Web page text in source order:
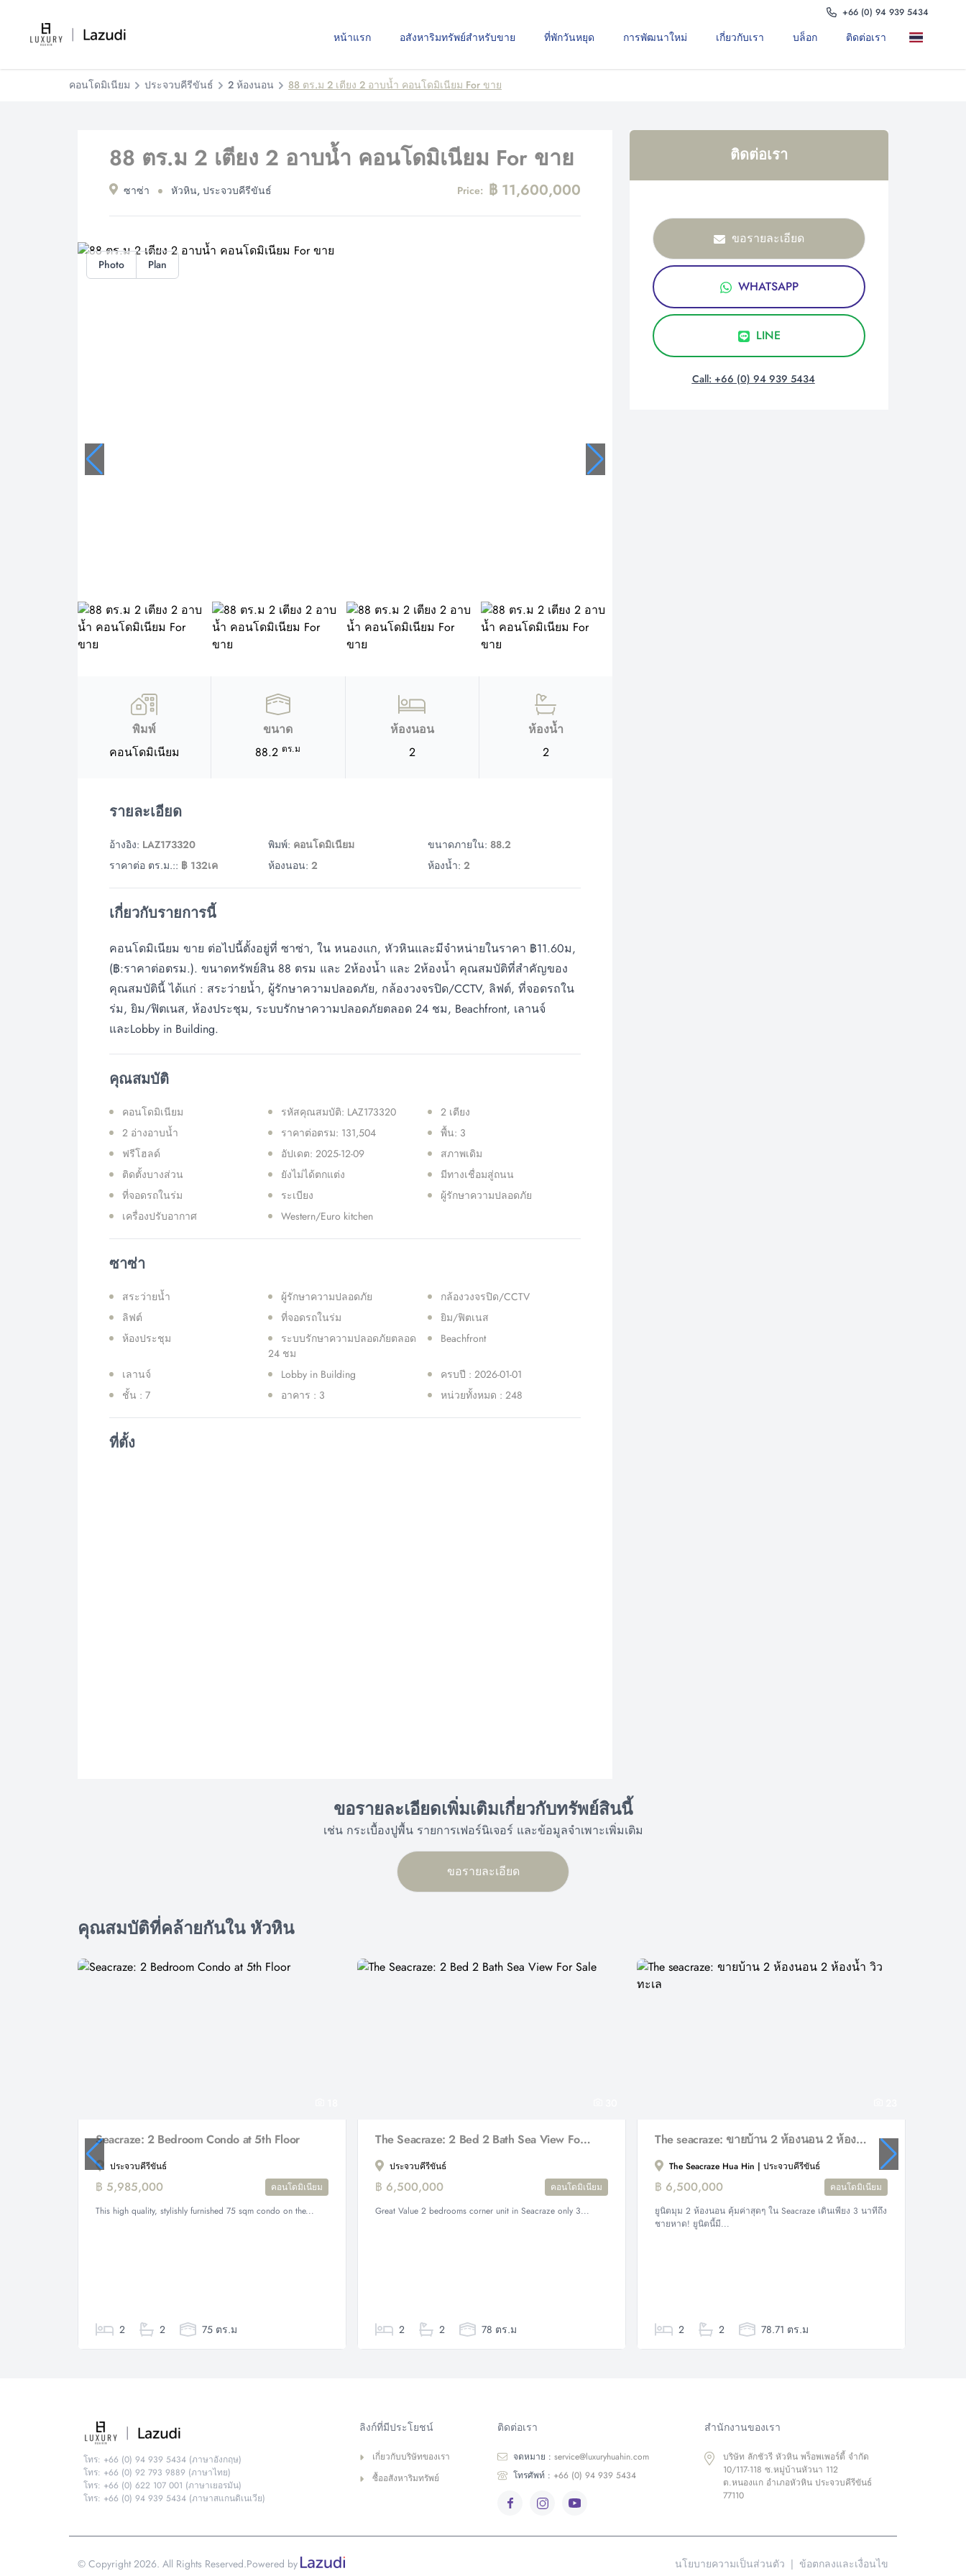
+66 (0) 94 939 5434
หน้าแรก อสังหาริมทรัพย์สำหรับขาย ที่พักวันหยุด การพัฒนาใหม่ เกี่ยวกับเรา บล็อก ติดต่อเรา
คอนโดมิเนียม ประจวบคีรีขันธ์ 2 ห้องนอน 88 ตร.ม 2 เตียง 2 อาบน้ำ คอนโดมิเนียม For ขาย
88 ตร.ม 2 เตียง 2 อาบน้ำ คอนโดมิเนียม For ขาย
ซาซ่า หัวหิน, ประจวบคีรีขันธ์ Price: ฿ 11,600,000
Photo Plan
พิมพ์
คอนโดมิเนียม
ขนาด
88.2ตร.ม
ห้องนอน
2
ห้องน้ำ
2
รายละเอียด
อ้างอิง: LAZ173320 พิมพ์: คอนโดมิเนียม ขนาดภายใน: 88.2
ราคาต่อ ตร.ม.:: ฿ 132เค ห้องนอน: 2 ห้องน้ำ: 2
เกี่ยวกับรายการนี้
คอนโดมิเนียม ขาย ต่อไปนี้ตั้งอยู่ที่ ซาซ่า, ใน หนองแก, หัวหินและมีจำหน่ายในราคา ฿11.60ม,
(฿:ราคาต่อตรม.). ขนาดทรัพย์สิน 88 ตรม และ 2ห้องน้ำ และ 2ห้องน้ำ คุณสมบัติที่สำคัญของ
คุณสมบัตินี้ ได้แก่ : สระว่ายน้ำ, ผู้รักษาความปลอดภัย, กล้องวงจรปิด/CCTV, ลิฟต์, ที่จอดรถใน
ร่ม, ยิม/ฟิตเนส, ห้องประชุม, ระบบรักษาความปลอดภัยตลอด 24 ชม, Beachfront, เลานจ์
และLobby in Building.
คุณสมบัติ
คอนโดมิเนียม รหัสคุณสมบัติ: LAZ173320
2 เตียง
2 อ่างอาบน้ำ
ราคาต่อตรม: 131,504
พื้น: 3
ฟรีโฮลด์
อัปเดต: 2025-12-09
สภาพเดิม
ติดตั้งบางส่วน
ยังไม่ได้ตกแต่ง
มีทางเชื่อมสู่ถนน
ที่จอดรถในร่ม
ระเบียง
ผู้รักษาความปลอดภัย
เครื่องปรับอากาศ
Western/Euro kitchen
ซาซ่า
สระว่ายน้ำ ผู้รักษาความปลอดภัย
กล้องวงจรปิด/CCTV
ลิฟต์
ที่จอดรถในร่ม
ยิม/ฟิตเนส
ห้องประชุม
ระบบรักษาความปลอดภัยตลอด
24 ชม
Beachfront
เลานจ์ Lobby in Building
ครบปี : 2026-01-01
ชั้น : 7
อาคาร : 3 หน่วยทั้งหมด : 248
ที่ตั้ง
ติดต่อเรา
ขอรายละเอียด
WHATSAPP
LINE
Call: +66 (0) 94 939 5434
ขอรายละเอียดเพิ่มเติมเกี่ยวกับทรัพย์สินนี้
เช่น กระเบื้องปูพื้น รายการเฟอร์นิเจอร์ และข้อมูลจำเพาะเพิ่มเติม
ขอรายละเอียด
คุณสมบัติที่คล้ายกันใน หัวหิน
Seacraze: 2 Bedroom Condo at 5th Floor
ประจวบคีรีขันธ์
฿ 5,985,000
คอนโดมิเนียม
This high quality, stylishly furnished 75 sqm condo on the...
2 2 75 ตร.ม
The Seacraze: 2 Bed 2 Bath Sea View For Sale
ประจวบคีรีขันธ์
฿ 6,500,000
คอนโดมิเนียม
Great Value 2 bedrooms corner unit in Seacraze only 3...
2 2 78 ตร.ม
The seacraze: ขายบ้าน 2 ห้องนอน 2 ห้องน้ำ วิวทะเล
The Seacraze Hua Hin | ประจวบคีรีขันธ์
฿ 6,500,000
คอนโดมิเนียม
ยูนิตมุม 2 ห้องนอน คุ้มค่าสุดๆ ใน Seacraze เดินเพียง 3 นาทีถึง
ชายหาด! ยูนิตนี้มี...
2 2 78.71 ตร.ม
โทร: +66 (0) 94 939 5434 (ภาษาอังกฤษ)
โทร: +66 (0) 92 793 9889 (ภาษาไทย)
โทร: +66 (0) 622 107 001 (ภาษาเยอรมัน)
โทร: +66 (0) 94 939 5434 (ภาษาสแกนดิเนเวีย)
ลิงก์ที่มีประโยชน์
เกี่ยวกับบริษัทของเรา
ซื้ออสังหาริมทรัพย์
ติดต่อเรา
จดหมาย : service@luxuryhuahin.com
โทรศัพท์ : +66 (0) 94 939 5434
สำนักงานของเรา
บริษัท ลักชัวรี หัวหิน พร็อพเพอร์ตี้ จำกัด
10/117-118 ซ.หมู่บ้านหัวนา 112
ต.หนองแก อำเภอหัวหิน ประจวบคีรีขันธ์
77110
© Copyright 2026. All Rights Reserved.Powered by ข้อตกลงและเงื่อนไข
|
นโยบายความเป็นส่วนตัว